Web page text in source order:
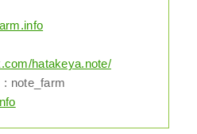
hatakeya.note/
: note_farm